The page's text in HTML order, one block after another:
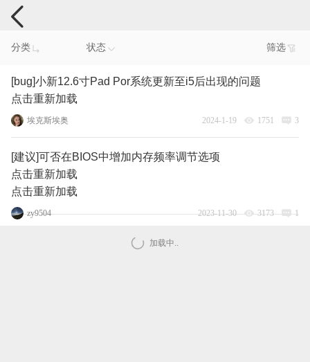
电脑反馈
分类 状态 筛选
[bug]小新12.6寸Pad Por系统更新至i5后出现的问题
点击重新加载
埃克斯埃奥 2024-1-19 1751 3
[建议]可否在BIOS中增加内存频率调节选项
点击重新加载
点击重新加载
zy9504 2023-11-30 3173 1
加载中..